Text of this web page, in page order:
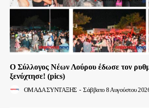
Ο Σύλλογος Νέων Λούρου έδωσε τον
ξενύχτησε! (pics)
ΟΜΑΔΑ ΣΥΝΤΑΞΗΣ - Σάββατο 8 Αυγούστου